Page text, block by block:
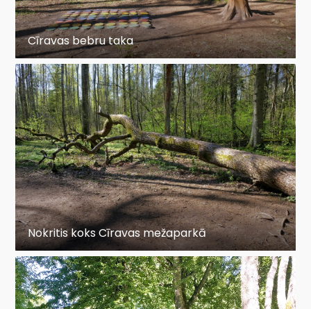
Cīravas bebru taka
Nokritis koks Cīravas mežaparkā